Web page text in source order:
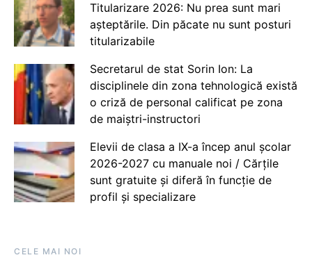
Titularizare 2026: Nu prea sunt mari
așteptările. Din păcate nu sunt posturi
titularizabile
Secretarul de stat Sorin Ion: La
disciplinele din zona tehnologică există
o criză de personal calificat pe zona
de maiștri-instructori
Elevii de clasa a IX-a încep anul școlar
2026-2027 cu manuale noi / Cărțile
sunt gratuite și diferă în funcție de
profil și specializare
CELE MAI NOI